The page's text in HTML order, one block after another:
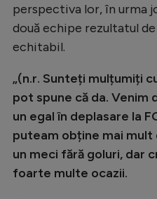
Tenis
Natație
Formula 1
Gimnastică
Auto
perspectiva lor, în urma
două echipe rezultatul
echitabil.
„(n.r. Sunteți mulțumiți
pot spune că da. Venim
un egal în deplasare la
puteam obține mai mult
un meci fără goluri, dar
foarte multe ocazii.